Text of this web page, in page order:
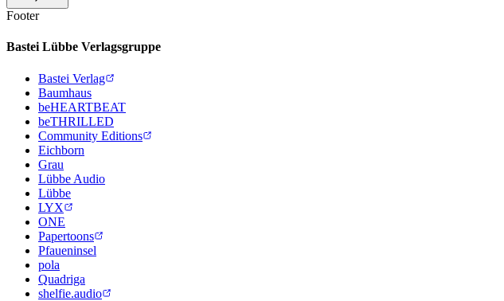
Footer
Bastei Lübbe Verlagsgruppe
Bastei Verlag
Baumhaus
beHEARTBEAT
beTHRILLED
Community Editions
Eichborn
Grau
Lübbe Audio
Lübbe
LYX
ONE
Papertoons
Pfaueninsel
pola
Quadriga
shelfie.audio